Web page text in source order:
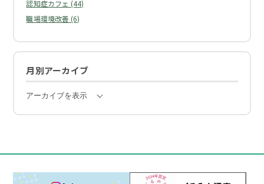
認知症カフェ (44)
職場環境改善 (6)
月別アーカイブ
アーカイブを表示